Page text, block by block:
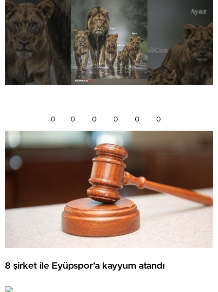
0 0 0 0 0 0
8 şirket ile Eyüpspor’a kayyum atandı